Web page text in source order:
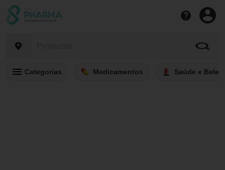
Categorias Medicamentos Saúde e